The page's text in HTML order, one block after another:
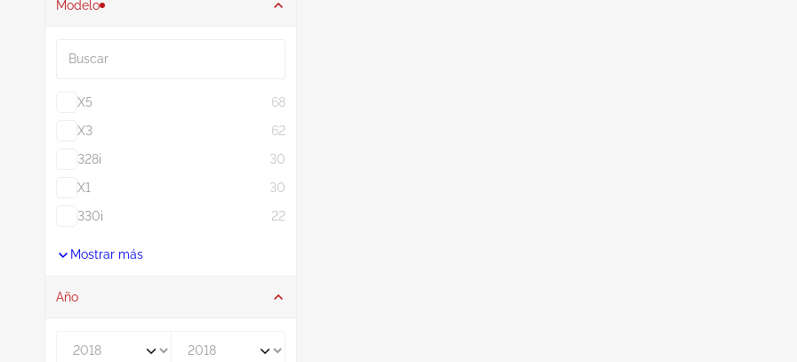
Modelo
X5
68
X3
62
328i
30
X1
30
330i
22
Mostrar más
Año